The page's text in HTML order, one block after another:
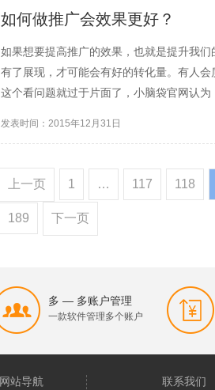
如何做推广会效果更好？
如果想要提高推广的效果，也就是提升我
有了展现，才可能会有好的转化量。有人
这个看问题就过于片面了，小脑袋官网认
发表时间：2015年12月31日
上一页 1 … 117 118
189 下一页
多 — 多账户管理
一款软件管理多个账户
网站导航 联系我们